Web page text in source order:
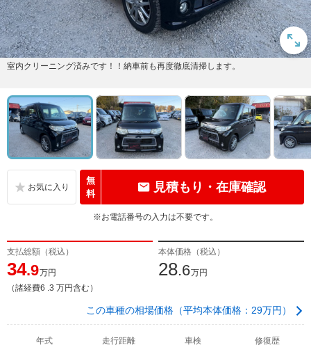
室内クリーニング済みです！！納車前も再度徹底清掃します。
無
料
見積もり・在庫確認
※お電話番号の入力は不要です。
支払総額（税込）
34.9万円
（諸経費6 .3 万円含む）
本体価格（税込）
28.6万円
この車種の相場価格（平均本体価格：29万円）
年式 走行距離
車検
修復歴